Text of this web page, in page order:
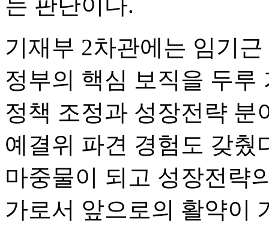
기재부 2차관에는 임기
정부의 핵심 보직을 두루
정책 조정과 성장전략 분
예결위 파견 경험도 갖췄
마중물이 되고 성장전략
가로서 앞으로의 활약이